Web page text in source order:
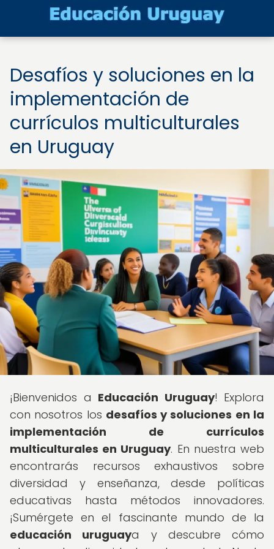
Desafíos y soluciones en la
implementación de
currículos multiculturales
en Uruguay
¡Bienvenidos a Educación Uruguay! Explora
con nosotros los desafíos y soluciones en la
implementación de currículos
multiculturales en Uruguay. En nuestra web
encontrarás recursos exhaustivos sobre
diversidad y enseñanza, desde políticas
educativas hasta métodos innovadores.
¡Sumérgete en el fascinante mundo de la
educación uruguaya y descubre cómo